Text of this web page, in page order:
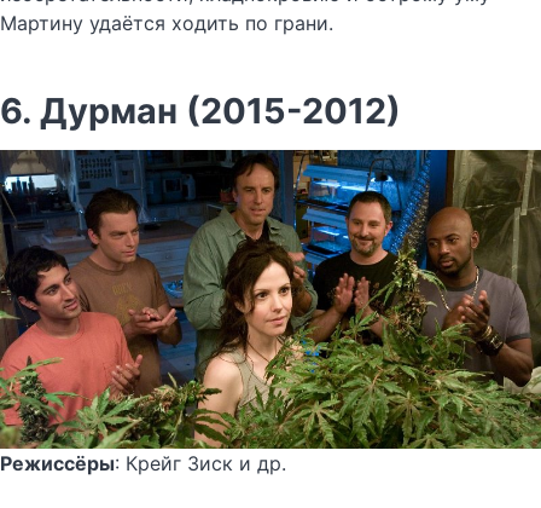
Мартину удаётся ходить по грани.
6. Дурман (2015-2012)
Режиссёры: Крейг Зиск и др.